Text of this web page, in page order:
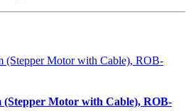
Motor with Cable), ROB-